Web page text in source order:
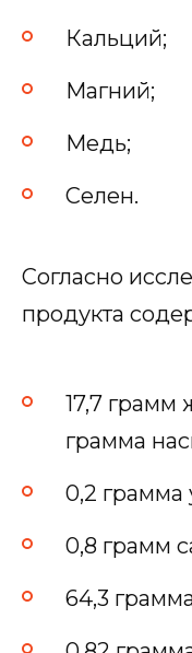
Кальций;
Магний;
Медь;
Селен.
Согласно
продукта
17,7 грамм
грамма
0,2 грамма
0,8 грамм
64,3